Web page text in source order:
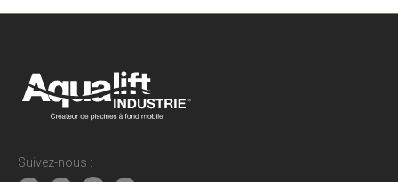
windowwindowwindow
Suivez-nous :